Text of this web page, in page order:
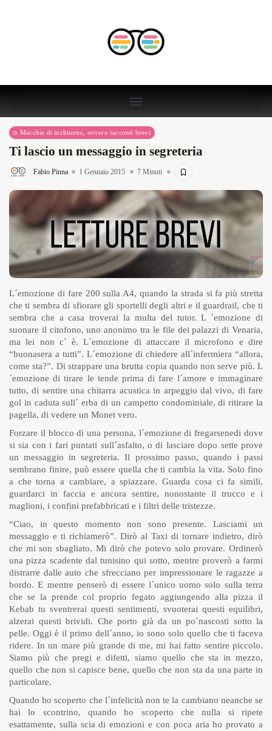
Macchie di inchiostro, ovvero racconti brevi
Ti lascio un messaggio in segreteria
Fabio Pinna 1 Gennaio 2015 7 Minuti
L´emozione di fare 200 sulla A4, quando la strada si fa più stretta
che ti sembra di sfiorare gli sportelli degli altri e il guardrail, che ti
sembra che a casa troverai la multa del tutor. L ´emozione di
suonare il citofono, uno anonimo tra le file dei palazzi di Venaria,
ma lei non c` è. L´emozione di attaccare il microfono e dire
“buonasera a tutti”. L´emozione di chiedere all´infermiera “allora,
come sta?”. Di strappare una brutta copia quando non serve più. L
´emozione di tirare le tende prima di fare l´amore e immaginare
tutto, di sentire una chitarra acustica in arpeggio dal vivo, di fare
gol in caduta sull´ erba di un campetto condominiale, di ritirare la
pagella, di vedere un Monet vero.
Forzare il blocco di una persona, l´emozione di fregarsenedi dove
si sia con i fari puntati sull´asfalto, o di lasciare dopo sette prove
un messaggio in segreteria. Il prossimo passo, quando i passi
sembrano finire, può essere quella che ti cambia la vita. Solo fino
a che torna a cambiare, a spiazzare. Guarda cosa ci fa simili,
guardarci in faccia e ancora sentire, nonostante il trucco e i
maglioni, i confini prefabbricati e i filtri delle tristezze.
“Ciao, in questo momento non sono presente. Lasciami un
messaggio e ti richiamerò”. Dirò al Taxi di tornare indietro, dirò
che mi son sbagliato. Mi dirò che potevo solo provare. Ordinerò
una pizza scadente dal tunisino qui sotto, mentre proverò a farmi
distrarre dalle auto che sfrecciano per impressionare le ragazze a
bordo. E mentre penserò di essere l´unico uomo solo sulla terra
che se la prende col proprio fegato aggiungendo alla pizza il
Kebab tu sventrerai questi sentimenti, svuoterai questi equilibri,
alzerai questi brividi. Che porto già da un po´nascosti sotto la
pelle. Oggi è il primo dell´anno, io sono solo quello che ti faceva
ridere. In un mare più grande di me, mi hai fatto sentire piccolo.
Siamo più che pregi e difetti, siamo quello che sta in mezzo,
quello che non si capisce bene, quello che non sta da una parte in
particolare.
Quando ho scoperto che l´infelicità non te la cambiano neanche se
hai lo scontrino, quando ho scoperto che nulla si ripete
esattamente, sulla scia di emozioni e con poca aria ho provato a